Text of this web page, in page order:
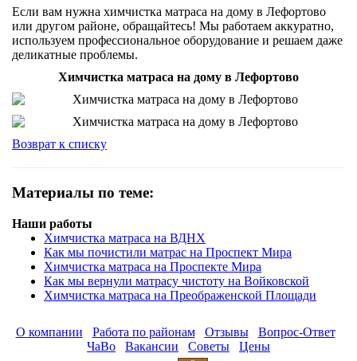
Если вам нужна химчистка матраса на дому в Лефортово
или другом районе, обращайтесь! Мы работаем аккуратно,
используем профессиональное оборудование и решаем даже
деликатные проблемы.
Химчистка матраса на дому в Лефортово
Возврат к списку
Материалы по теме:
Наши работы
Химчистка матраса на ВДНХ
Как мы почистили матрас на Проспект Мира
Химчистка матраса на Проспекте Мира
Как мы вернули матрасу чистоту на Войковской
Химчистка матраса на Преображенской Площади
О компании Работа по районам Отзывы
Вопрос-Ответ
ЧаВо
Вакансии Советы Цены